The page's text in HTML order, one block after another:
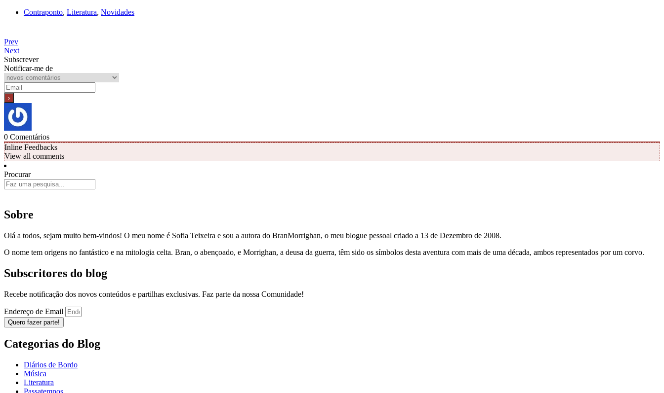
Contraponto, Literatura, Novidades
Prev
Next
Subscrever
Notificar-me de
0 Comentários
Inline Feedbacks
View all comments
Procurar
Sobre
Olá a todos, sejam muito bem-vindos! O meu nome é Sofia Teixeira e sou a autora do BranMorrighan, o meu blogue pessoal criado a 13 de Dezembro de 2008.
O nome tem origens no fantástico e na mitologia celta. Bran, o abençoado, e Morrighan, a deusa da guerra, têm sido os símbolos desta aventura com mais de uma década, ambos representados por um corvo.
Subscritores do blog
Recebe notificação dos novos conteúdos e partilhas exclusivas. Faz parte da nossa Comunidade!
Endereço de Email
Quero fazer parte!
Categorias do Blog
Diários de Bordo
Música
Literatura
Passatempos